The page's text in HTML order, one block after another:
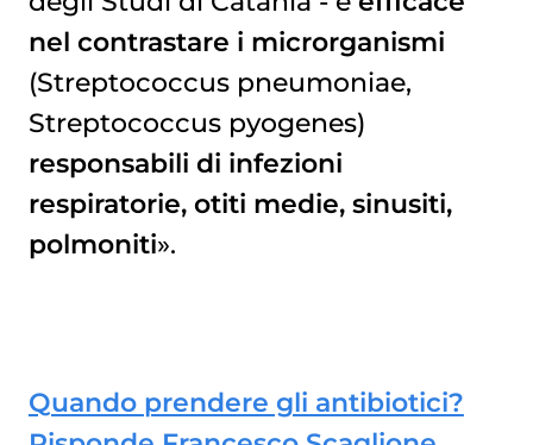
nel contrastare i microrganismi
(Streptococcus pneumoniae,
Streptococcus pyogenes)
responsabili di infezioni
respiratorie, otiti medie, sinusiti,
polmoniti».
Quando prendere gli antibiotici?